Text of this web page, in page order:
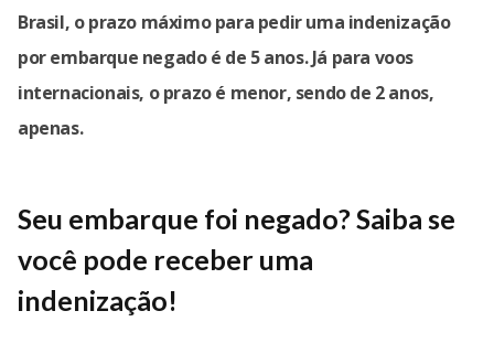
Brasil, o prazo máximo para pedir uma indenização
por embarque negado é de 5 anos. Já para voos
internacionais, o prazo é menor, sendo de 2 anos,
apenas.
Seu embarque foi negado? Saiba se
você pode receber uma
indenização!